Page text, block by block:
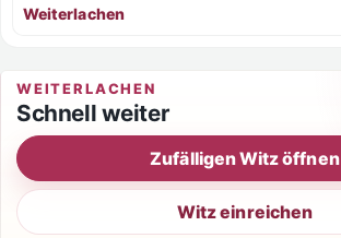
Weiterlachen
WEITERLACHEN
Schnell weiter
Zufälligen Witz öffnen
Witz einreichen